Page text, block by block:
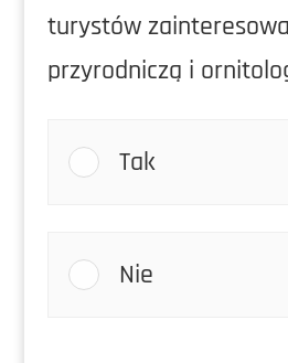
turystów
przyrodniczą i
Tak
Nie